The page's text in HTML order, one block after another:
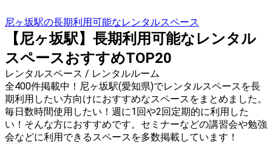
尼ヶ坂駅の長期利用可能なレンタルスペース
【尼ヶ坂駅】長期利用可能なレンタル
スペースおすすめTOP20
レンタルスペース / レンタルルーム
全400件掲載中！尼ヶ坂駅(愛知県)でレンタルスペースを長
期利用したい方向けにおすすめなスペースをまとめました。
毎日数時間使用したい！週に1回や2回定期的に利用した
い！そんな方におすすめです。セミナーなどの講習会や勉強
会などに利用できるスペースを多数掲載しています！